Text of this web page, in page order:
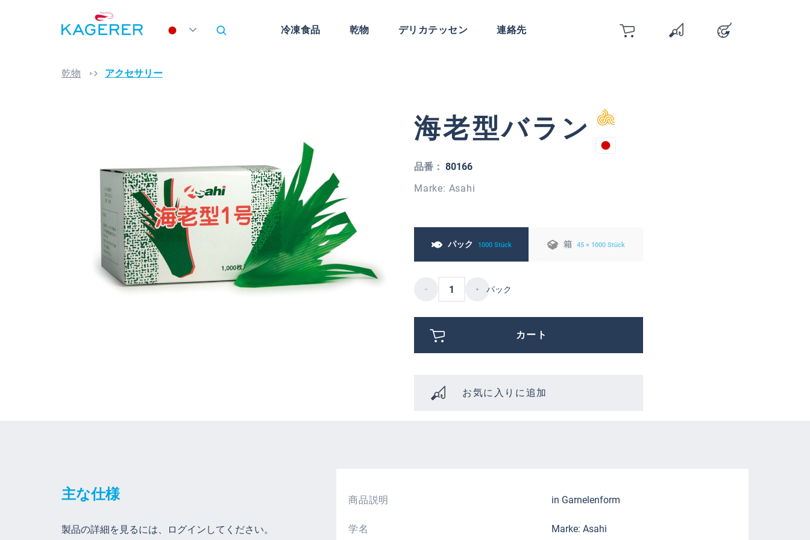
Skip to main navigation
冷凍食品
乾物 デリカテッセン
連絡先
You have 0 wishlist items
お気に入り
乾物 アクセサリー
海老型バラン
品番： 80166
Marke: Asahi
パック 1000 Stück 箱 45 × 1000 Stück
パック
カート
お気に入りに追加
主な仕様
製品の詳細を見るには、ログインしてください。
商品説明 in Garnelenform
学名 Marke: Asahi